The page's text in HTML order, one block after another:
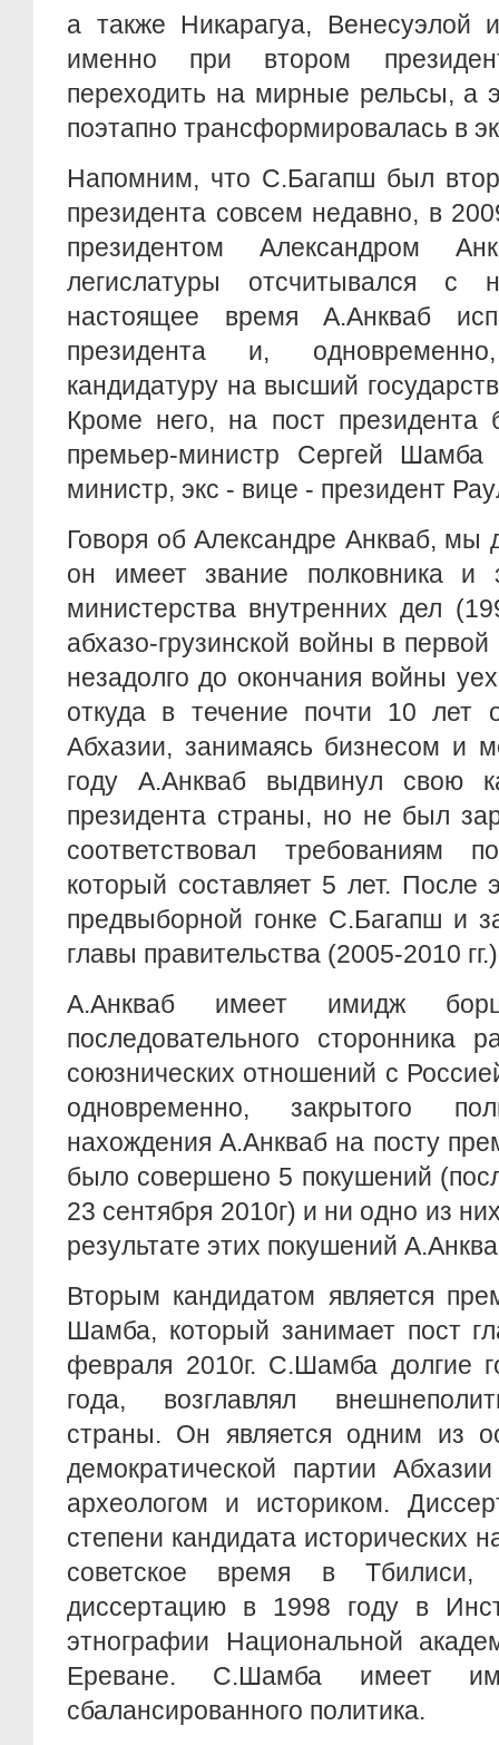
а также Никарагуа, Венесуэлой
именно при втором
переходить на мирные рельсы, а
поэтапно трансформировалась в
Напомним, что С.Багапш был
президента совсем недавно, в
президентом Александром
легислатуры отсчитывался
настоящее время А.Анкваб
президента и,
кандидатуру на высший
Кроме него, на пост президента
премьер-министр Сергей
министр, экс - вице - президент
Говоря об Александре Анкваб, мы
он имеет звание полковника и
министерства внутренних дел
абхазо-грузинской войны в
незадолго до окончания войны
откуда в течение почти 10 лет
Абхазии, занимаясь бизнесом и
году А.Анкваб выдвинул свою
президента страны, но не был
соответствовал требованиям
который составляет 5 лет. После
предвыборной гонке С.Багапш и
главы правительства (2005-2010
А.Анкваб имеет имидж
последовательного сторонника
союзнических отношений с
одновременно, закрытого
нахождения А.Анкваб на посту
было совершено 5 покушений
23 сентября 2010г) и ни одно из
результате этих покушений
Вторым кандидатом является
Шамба, который занимает пост
февраля 2010г. С.Шамба долгие
года, возглавлял
страны. Он является одним из
демократической партии
археологом и историком.
степени кандидата исторических
советское время в Тбилиси,
диссертацию в 1998 году в
этнографии Национальной
Ереване. С.Шамба имеет
сбалансированного политика.